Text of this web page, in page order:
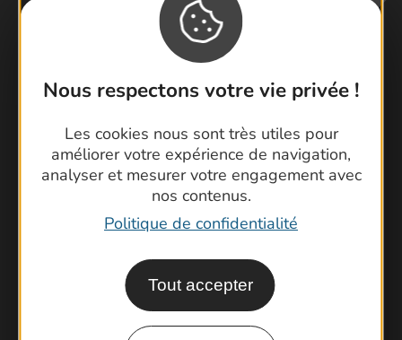
Nous respectons votre vie privée !
Les cookies nous sont très utiles pour
améliorer votre expérience de navigation,
analyser et mesurer votre engagement avec
nos contenus.
Politique de confidentialité
Tout accepter
Foire aux questions
Brochures
Cartoguides et Topoguides
Latitude Gard